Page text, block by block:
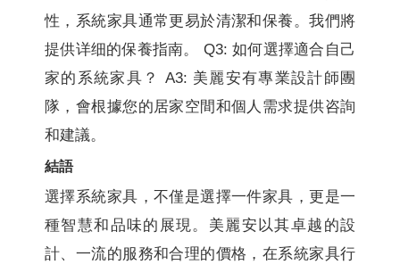
性，系統家具通常更易於清潔和保養。我們將
提供详细的保養指南。 Q3: 如何選擇適合自己
家的系統家具？ A3: 美麗安有專業設計師團
隊，會根據您的居家空間和個人需求提供咨詢
和建議。
結語
選擇系統家具，不僅是選擇一件家具，更是一
種智慧和品味的展現。美麗安以其卓越的設
計、一流的服務和合理的價格，在系統家具行